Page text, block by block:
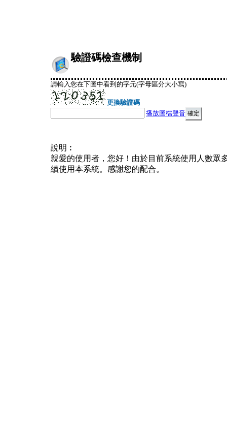
驗證碼檢查機制
請輸入您在下圖中看到的字元(字母區分大小寫)
更換驗證碼
播放圖檔聲音
說明︰
親愛的使用者，您好！由於目前系統使用人數眾
續使用本系統。感謝您的配合。